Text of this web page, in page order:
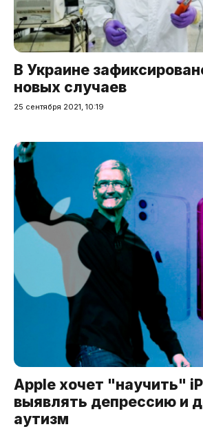
В Украине
новых случаев
25 сентября 2021, 10:19
Apple хочет "научить"
выявлять депрессию и
аутизм